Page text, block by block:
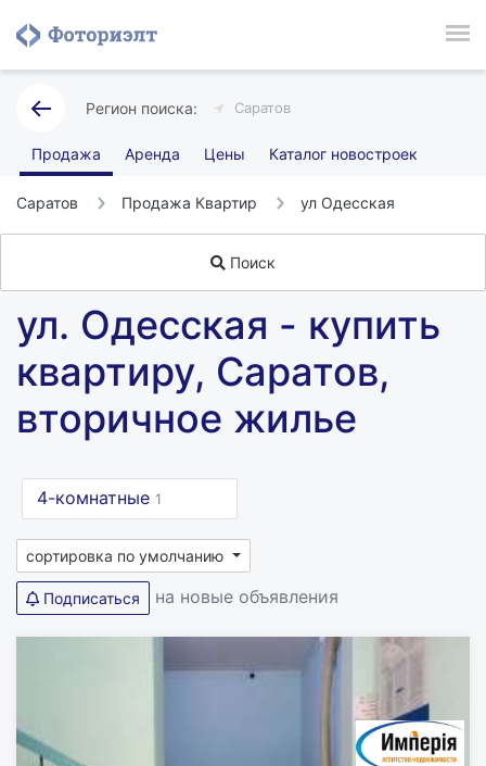
Саратов
Продажа Аренда Цены Каталог новостроек
Саратов Продажа Квартир ул Одесская
Поиск
ул. Одесская - купить
квартиру, Саратов,
вторичное жилье
4-комнатные 1
сортировка по умолчанию
Подписаться на новые объявления